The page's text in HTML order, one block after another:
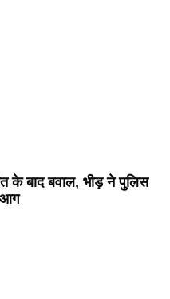
के बाद बवाल, भीड़ ने पुलिस
आग